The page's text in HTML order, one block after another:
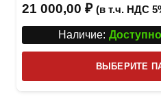
21 000,00 ₽ (в т.ч. НДС
Наличие:
ВЫБЕРИТЕ